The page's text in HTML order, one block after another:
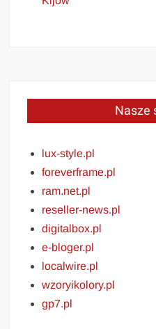
Nasze
lux-style.pl
foreverframe.pl
ram.net.pl
reseller-news.pl
digitalbox.pl
e-bloger.pl
localwire.pl
wzoryikolory.pl
gp7.pl